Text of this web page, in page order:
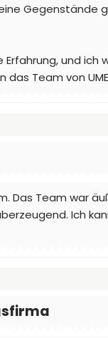
Gegenstände
und
Team von
Das Team war
Ich